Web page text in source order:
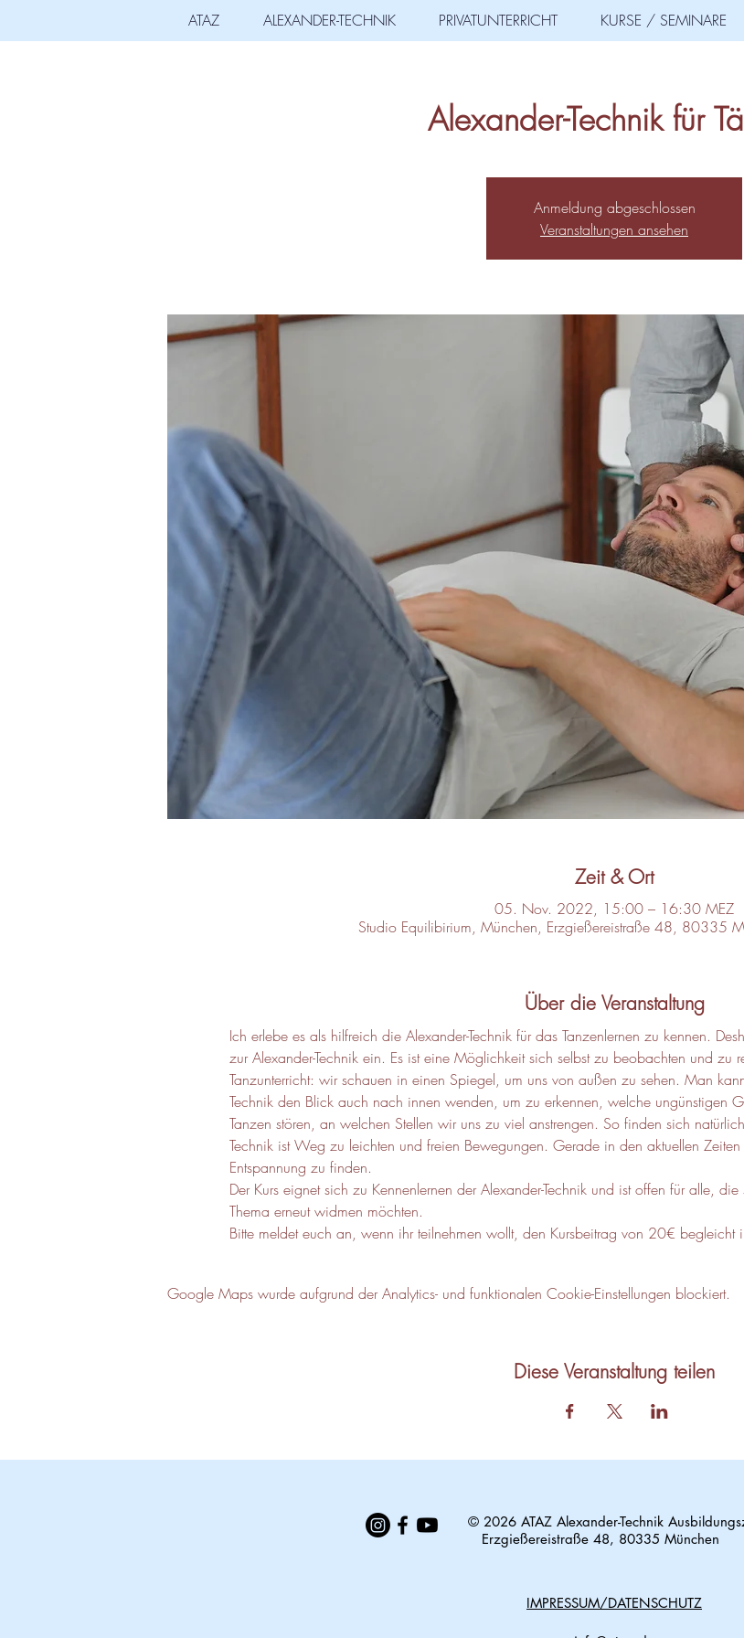
ATAZ ALEXANDER-TECHNIK PRIVATUNTERRICHT KURSE / SEMINARE
Alexander-Technik für
Anmeldung abgeschlossen
Veranstaltungen ansehen
Zeit & Ort
05. Nov. 2022, 15:00 – 16:30 MEZ
Studio Equilibirium, München, Erzgießereistraße 48, 80335
Über die Veranstaltung
Ich erlebe es als hilfreich die Alexander-Technik für das Tanzenlernen zu kennen.
zur Alexander-Technik ein. Es ist eine Möglichkeit sich selbst zu beobachten und zu
Tanzunterricht: wir schauen in einen Spiegel, um uns von außen zu sehen. Man
Technik den Blick auch nach innen wenden, um zu erkennen, welche ungünstigen
Tanzen stören, an welchen Stellen wir uns zu viel anstrengen. So finden sich
Technik ist Weg zu leichten und freien Bewegungen. Gerade in den aktuellen
Entspannung zu finden.
Der Kurs eignet sich zu Kennenlernen der Alexander-Technik und ist offen für alle,
Thema erneut widmen möchten.
Bitte meldet euch an, wenn ihr teilnehmen wollt, den Kursbeitrag von 20€ begleicht
Google Maps wurde aufgrund der Analytics- und funktionalen Cookie-Einstellungen blockiert.
Diese Veranstaltung teilen
© 2026 ATAZ Alexander-Technik
Erzgießereistraße 48, 80335 München
IMPRESSUM/DATENSCHUTZ